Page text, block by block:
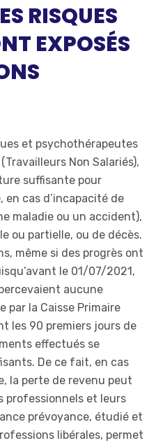
RISQUES
EXPOSÉS
et psychothérapeutes
Non Salariés),
suffisante pour
cas d’incapacité de
maladie ou un accident),
ou partielle, ou de décès.
même si des progrès ont
le 01/07/2021,
aucune
par la Caisse Primaire
les 90 premiers jours de
effectués se
De ce fait, en cas
la perte de revenu peut
professionnels et leurs
prévoyance, étudié et
libérales, permet